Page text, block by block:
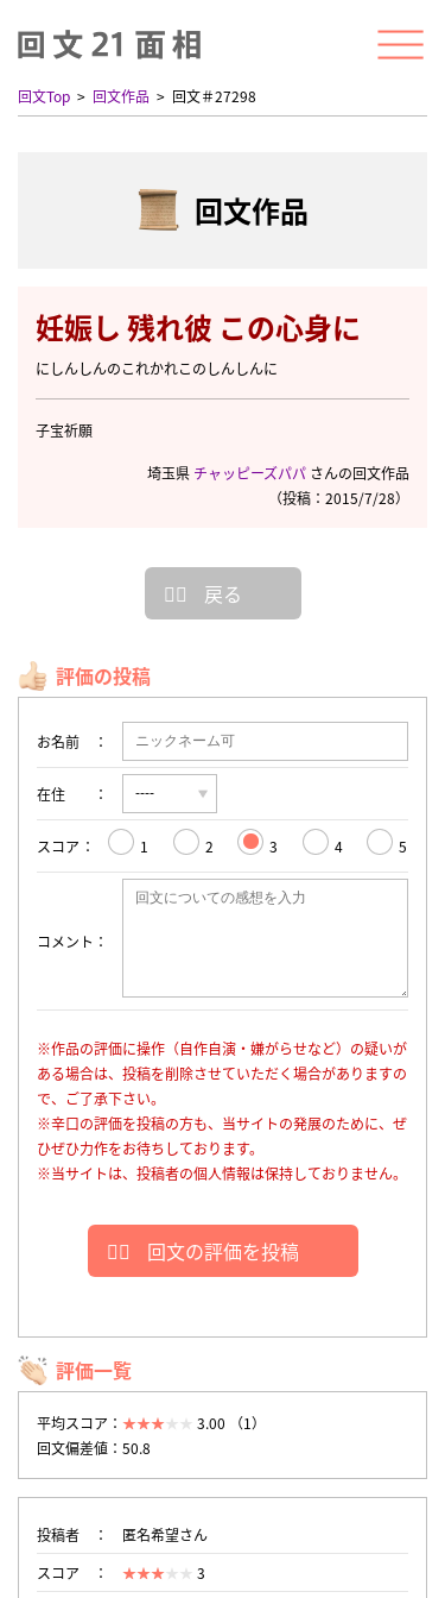
回文Top 回文作品 回文＃27298
回文作品
妊娠し 残れ彼 この心身に
にしんしんのこれかれこのしんしんに
子宝祈願
埼玉県 チャッピーズパパ さんの回文作品
（投稿：2015/7/28）
戻る
評価の投稿
お名前
在住
スコア 1 2 3 4 5
コメント
※作品の評価に操作（自作自演・嫌がらせなど）の疑いが
ある場合は、投稿を削除させていただく場合がありますの
で、ご了承下さい。
※辛口の評価を投稿の方も、当サイトの発展のために、ぜ
ひぜひ力作をお待ちしております。
※当サイトは、投稿者の個人情報は保持しておりません。
回文の評価を投稿
評価一覧
平均スコア：
3.00 （1）
回文偏差値：50.8
投稿者
匿名希望さん
スコア
3